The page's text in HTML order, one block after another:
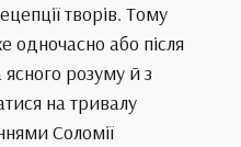
творів. Тому
одночасно або після
розуму й з
на тривалу
Соломії